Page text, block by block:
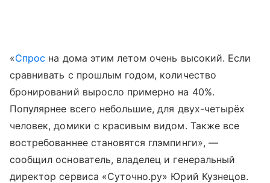
«Спрос на дома этим летом очень высокий. Если
сравнивать с прошлым годом, количество
бронирований выросло примерно на 40%.
Популярнее всего небольшие, для двух-четырёх
человек, домики с красивым видом. Также все
востребованнее становятся глэмпинги», —
сообщил основатель, владелец и генеральный
директор сервиса «Суточно.ру» Юрий Кузнецов.